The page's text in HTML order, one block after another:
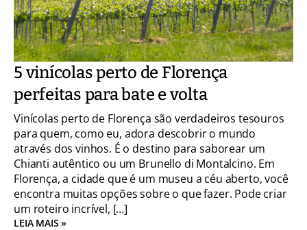
5 vinícolas perto de Florença
perfeitas para bate e volta
Vinícolas perto de Florença são verdadeiros tesouros
para quem, como eu, adora descobrir o mundo
através dos vinhos. É o destino para saborear um
Chianti autêntico ou um Brunello di Montalcino. Em
Florença, a cidade que é um museu a céu aberto, você
encontra muitas opções sobre o que fazer. Pode criar
um roteiro incrível, […]
LEIA MAIS »